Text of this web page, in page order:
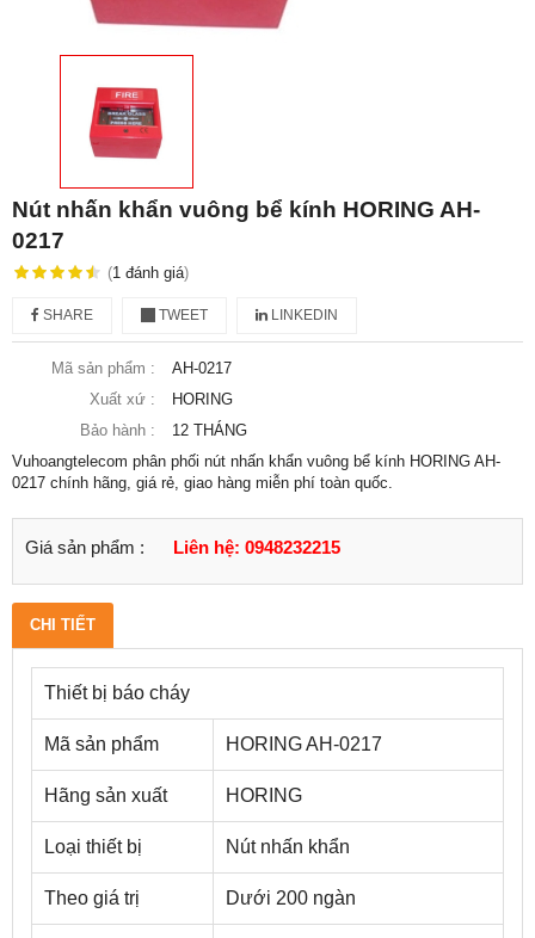
Nút nhấn khẩn vuông bể kính HORING AH-
0217
(1 đánh giá)
SHARE TWEET LINKEDIN
Mã sản phẩm :
AH-0217
Xuất xứ :
HORING
Bảo hành :
12 THÁNG
Vuhoangtelecom phân phối nút nhấn khẩn vuông bể kính HORING AH-
0217 chính hãng, giá rẻ, giao hàng miễn phí toàn quốc.
Giá sản phẩm : Liên hệ: 0948232215
CHI TIẾT
Thiết bị báo cháy
Mã sản phẩm HORING AH-0217
Hãng sản xuất HORING
Loại thiết bị Nút nhấn khẩn
Theo giá trị Dưới 200 ngàn